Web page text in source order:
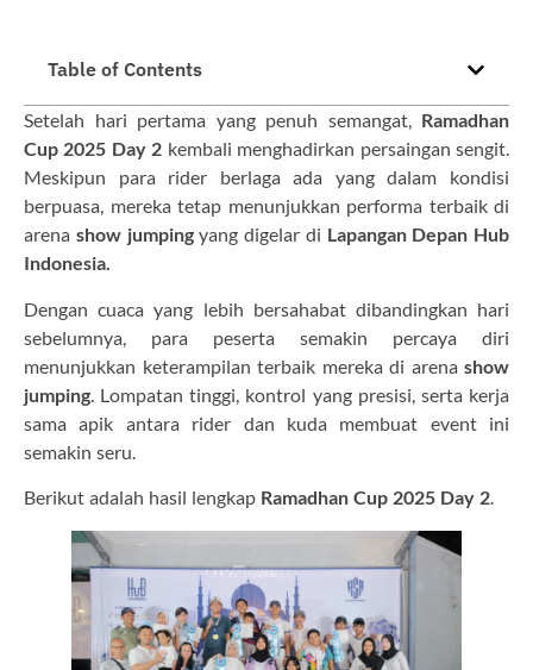
Table of Contents
Setelah hari pertama yang penuh semangat, Ramadhan
Cup 2025 Day 2 kembali menghadirkan persaingan sengit.
Meskipun para rider berlaga ada yang dalam kondisi
berpuasa, mereka tetap menunjukkan performa terbaik di
arena show jumpingyang digelar di Lapangan Depan Hub
Indonesia.
Dengan cuaca yang lebih bersahabat dibandingkan hari
sebelumnya, para peserta semakin percaya diri
menunjukkan keterampilan terbaik mereka di arena show
jumping . Lompatan tinggi, kontrol yang presisi, serta kerja
sama apik antara rider dan kuda membuat event ini
semakin seru.
Berikut adalah hasil lengkap Ramadhan Cup 2025 Day 2.